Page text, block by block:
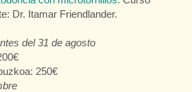
Dr. Itamar Friendlander.
del 31 de agosto
250€